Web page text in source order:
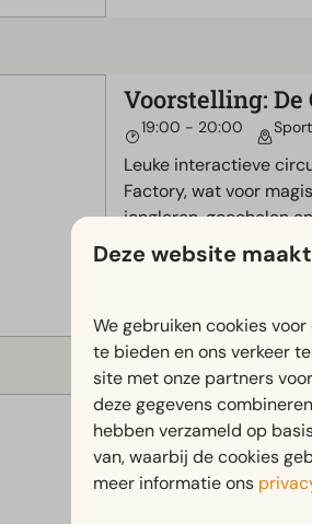
Voorstelling:
19:00 - 20:00
Leuke interactieve
Factory, wat voor
jongleren, goochelen
De EuroParcs
10:00 - 11:30
Kom zelf meedoen in
op een touw,
Deze website
We gebruiken cookies
te bieden en ons verkeer
site met onze partners
deze gegevens
hebben verzameld op
van, waarbij de cookies
meer informatie ons